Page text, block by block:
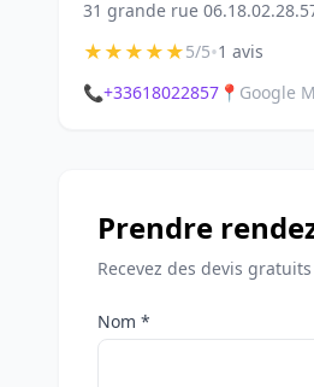
31 grande rue
★★★★★5/5•1 avis
📞+33618022857 📍 Google
Prendre
Recevez des devis
Nom *